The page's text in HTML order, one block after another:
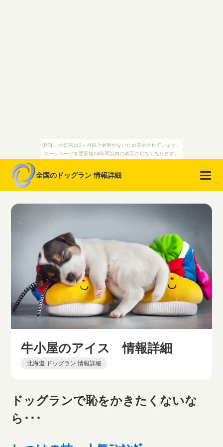
[PR] この広告は3ヶ月以上更新がないため表示されています。
ホームページを更新後24時間以内に表示されなくなります。
全国のドッグラン 情報詳細
牛小屋のアイス 情報詳細
北海道 ドッグラン 情報詳細
ドッグランで恥をかきたくないな
ら･･･